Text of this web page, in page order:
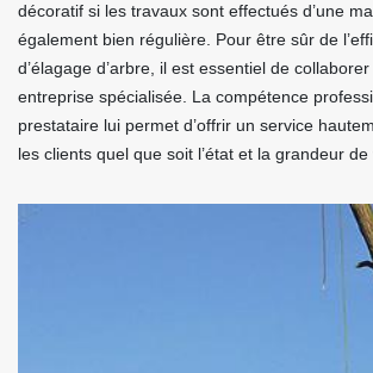
décoratif si les travaux sont effectués d’une
également bien régulière. Pour être sûr de
d’élagage d’arbre, il est essentiel de
entreprise spécialisée. La compétence
prestataire lui permet d’offrir un service
les clients quel que soit l’état et la grandeur de